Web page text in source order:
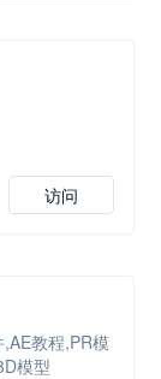
访问
教程,PR模
模型